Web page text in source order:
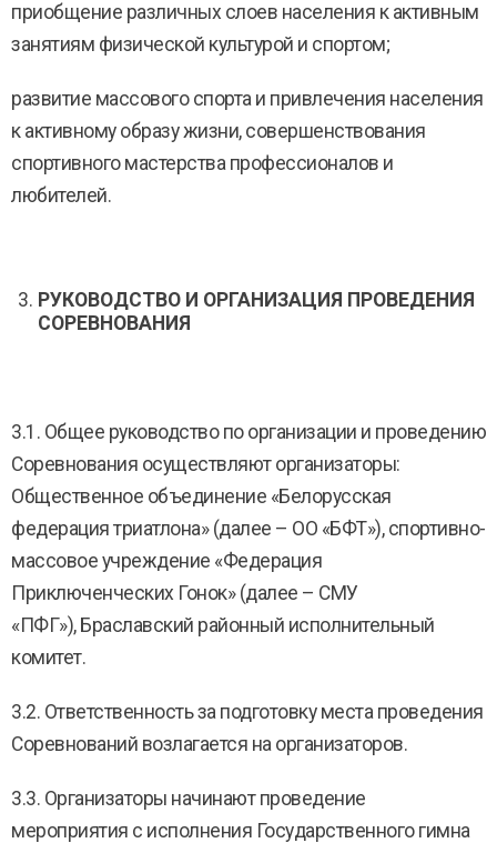
приобщение различных слоев населения к активным
занятиям физической культурой и спортом;
развитие массового спорта и привлечения населения
к активному образу жизни, совершенствования
спортивного мастерства профессионалов и
любителей.
РУКОВОДСТВО И ОРГАНИЗАЦИЯ ПРОВЕДЕНИЯ
СОРЕВНОВАНИЯ
3.1. Общее руководство по организации и проведению
Соревнования осуществляют организаторы:
Общественное объединение «Белорусская
федерация триатлона» (далее – ОО «БФТ»), спортивно-
массовое учреждение «Федерация
Приключенческих Гонок» (далее – СМУ
«ПФГ»), Браславский районный исполнительный
комитет.
3.2. Ответственность за подготовку места проведения
Соревнований возлагается на организаторов.
3.3. Организаторы начинают проведение
мероприятия с исполнения Государственного гимна